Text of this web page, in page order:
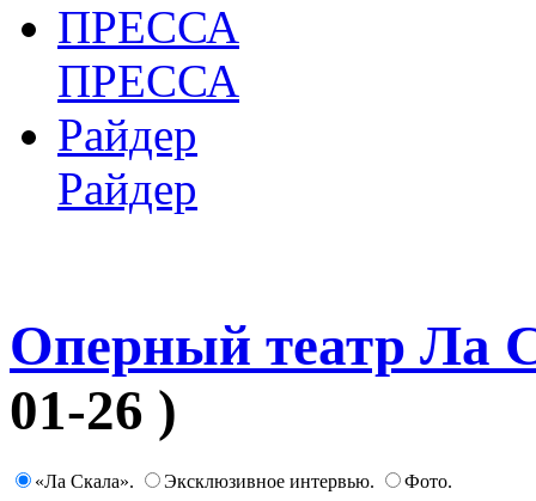
ПРЕССА
ПРЕССА
Райдер
Райдер
Оперный театр Ла
01-26 )
«Ла Скала». Эксклюзивное интервью. Фото.